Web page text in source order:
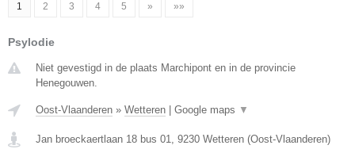
1 2 3 4 5 » »»
Psylodie
Niet gevestigd in de plaats Marchipont en in de provincie
Henegouwen.
Oost-Vlaanderen » Wetteren Google maps ▼
Jan broeckaertlaan 18 bus 01, 9230 Wetteren (Oost-Vlaanderen)